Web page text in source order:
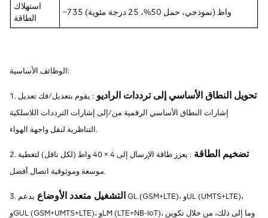
استهلاك
الطاقة
~735 واط (نموذجي، حمل 50%، 25 درجة مئوية)
الوظائف الأساسية:
1. تحويل النطاق الأساسي إلى ترددات الراديو : يقوم بتعديل/فك تعديل
إشارات النطاق الأساسي الرقمية من/إلى إشارات الترددات اللاسلكية
التناظرية لنقل واجهة الهواء.
2. تضخيم الطاقة
: يعزز طاقة الإرسال إلى 4 × 40 واط (لكل ناقل) لتغطية
موسعة وموثوقية اتصال أفضل.
3. التشغيل متعدد الأوضاع يدعم GL (GSM+LTE)، وUL (UMTS+LTE)،
وGUL (GSM+UMTS+LTE)، وLM (LTE+NB-IoT)، وما إلى ذلك، من خلال تكوين